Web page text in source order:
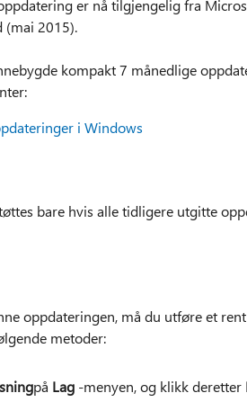
er nå tilgjengelig fra
(mai 2015).
kompakt 7 månedlige
i Windows
bare hvis alle tidligere utgitte
oppdateringen, må du utføre et
metoder:
på Lag-menyen, og klikk deretter